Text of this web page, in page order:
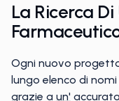
La Ricerca
Ogni nuovo
lungo elenco di
grazie a un' accurata